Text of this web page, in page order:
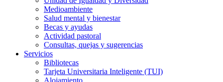
Medioambiente
Salud mental y bienestar
Becas y ayudas
Actividad pastoral
Consultas, quejas y sugerencias
Servicios
Bibliotecas
Tarjeta Universitaria Inteligente (TUI)
Alojamiento